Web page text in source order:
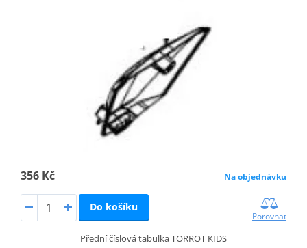
356 Kč Na objednávku
Do košíku
Porovnat
Přední číslová tabulka TORROT KIDS